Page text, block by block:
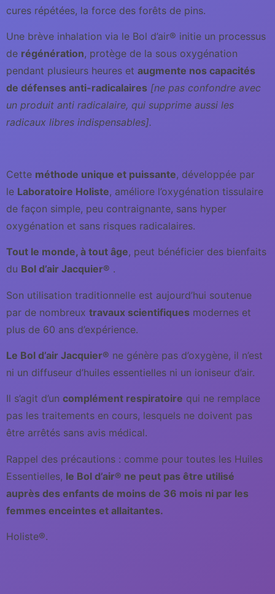
cures répétées, la force des forêts de pins.
Une brève inhalation via le Bol d’air® initie un processus
de régénération, protège de la sous oxygénation
pendant plusieurs heures et augmente nos capacités
de défenses anti-radicalaires [ne pas confondre avec
un produit anti radicalaire, qui supprime aussi les
radicaux libres indispensables].
Cette méthode unique et puissante, développée par
le Laboratoire Holiste, améliore l’oxygénation tissulaire
de façon simple, peu contraignante, sans hyper
oxygénation et sans risques radicalaires.
Tout le monde, à tout âge, peut bénéficier des bienfaits
du Bol d’air Jacquier® .
Son utilisation traditionnelle est aujourd’hui soutenue
par de nombreux travaux scientifiques modernes et
plus de 60 ans d’expérience.
Le Bol d’air Jacquier® ne génère pas d’oxygène, il n’est
ni un diffuseur d’huiles essentielles ni un ioniseur d’air.
Il s’agit d’un complément respiratoire qui ne remplace
pas les traitements en cours, lesquels ne doivent pas
être arrêtés sans avis médical.
Rappel des précautions : comme pour toutes les Huiles
Essentielles, le Bol d’air® ne peut pas être utilisé
auprès des enfants de moins de 36 mois ni par les
femmes enceintes et allaitantes.
Holiste®.